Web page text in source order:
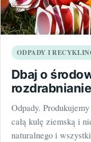
ODPADY I
Dbaj o
Odpady.
całą kulę ziemską i
naturalnego i